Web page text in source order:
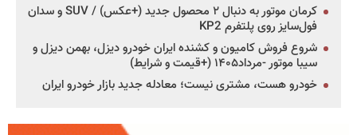
کرمان موتور به دنبال ۲ محصول جدید (+عکس) / SUV و سدان
فول‌سایز روی پلتفرم KP2
شروع فروش کامیون و کشنده ایران خودرو دیزل، بهمن دیزل و
سیبا موتور -مرداد۱۴۰۵ (+قیمت و شرایط)
خودرو هست، مشتری نیست؛ معادله جدید بازار خودرو ایران